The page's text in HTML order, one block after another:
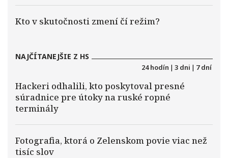
Kto v skutočnosti zmení čí režim?
NAJČÍTANEJŠIE Z HS
24 hodín | 3 dni | 7 dní
Hackeri odhalili, kto poskytoval presné
súradnice pre útoky na ruské ropné
terminály
Fotografia, ktorá o Zelenskom povie viac než
tisíc slov